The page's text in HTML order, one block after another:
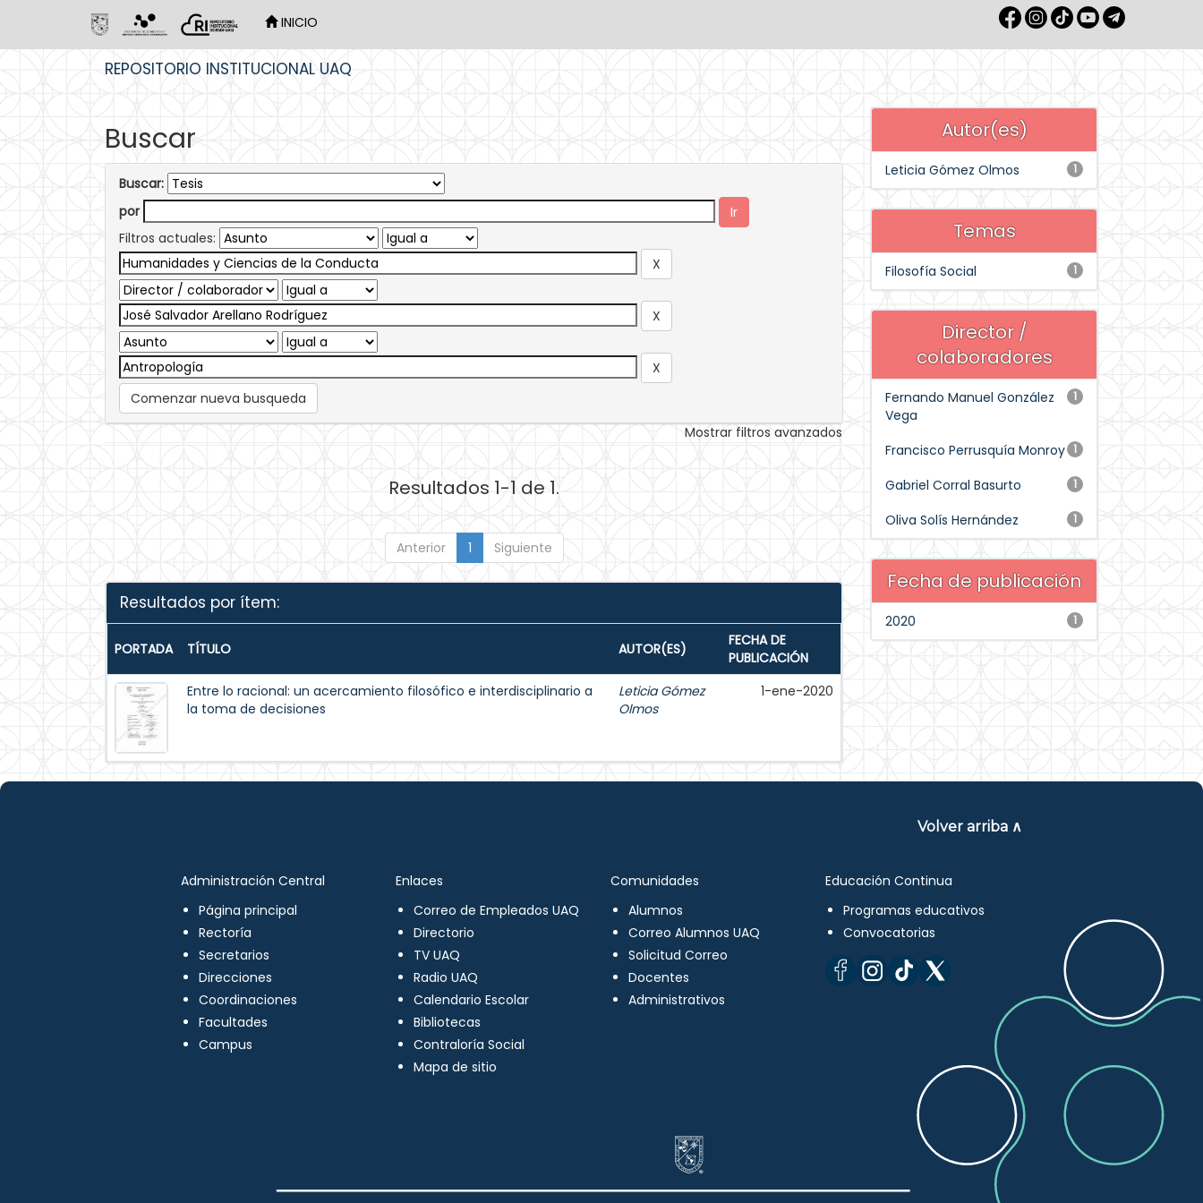
INICIO
REPOSITORIO INSTITUCIONAL UAQ
Buscar
Buscar:
por
Filtros actuales:
Comenzar nueva busqueda
Mostrar filtros avanzados
Resultados 1-1 de 1.
Anterior 1 Siguiente
Resultados por ítem:
PORTADA TÍTULO AUTOR(ES)
FECHA DE
PUBLICACIÓN
Entre lo racional: un acercamiento filosófico e interdisciplinario a
la toma de decisiones
Leticia Gómez
Olmos
1-ene-2020
Autor(es)
1
Leticia Gómez Olmos
Temas
1
Filosofía Social
Director /
colaboradores
1
Fernando Manuel González
Vega
1
Francisco Perrusquía Monroy
1
Gabriel Corral Basurto
1
Oliva Solís Hernández
Fecha de publicación
1
2020
Volver arriba ∧
Administración Central
Página principal
Rectoría
Secretarios
Direcciones
Coordinaciones
Facultades
Campus
Enlaces
Correo de Empleados UAQ
Directorio
TV UAQ
Radio UAQ
Calendario Escolar
Bibliotecas
Contraloría Social
Mapa de sitio
Comunidades
Alumnos
Correo Alumnos UAQ
Solicitud Correo
Docentes
Administrativos
Educación Continua
Programas educativos
Convocatorias